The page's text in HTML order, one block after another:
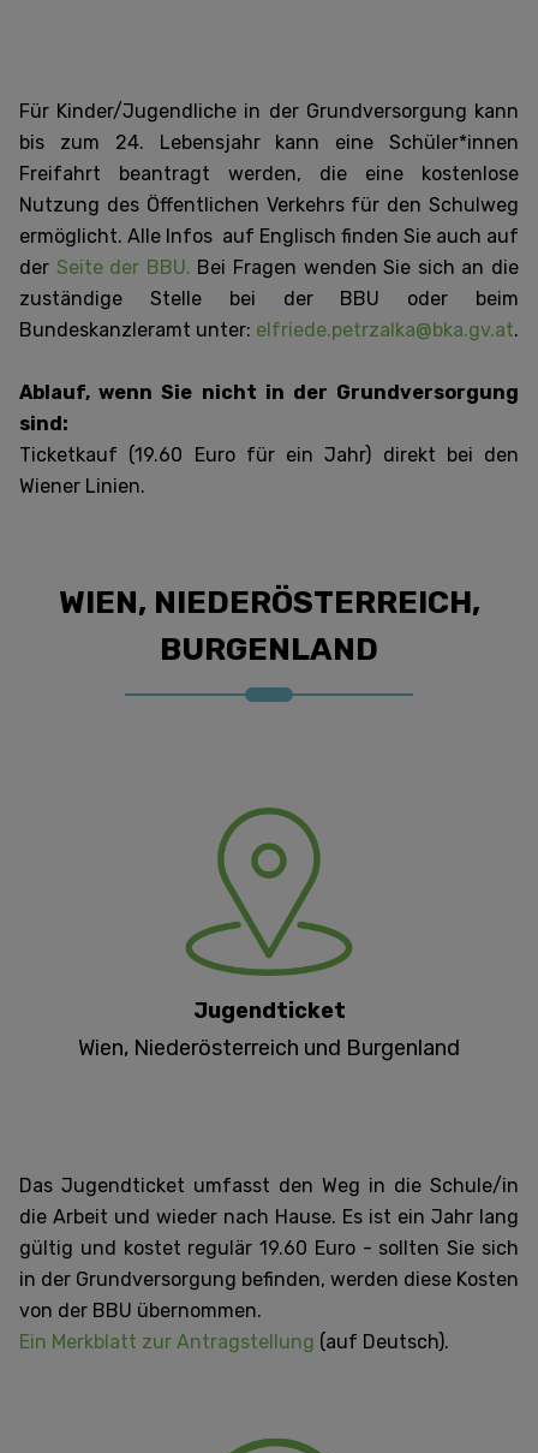
Für Kinder/Jugendliche in der Grundversorgung kann
bis zum 24. Lebensjahr kann eine Schüler*innen
Freifahrt beantragt werden, die eine kostenlose
Nutzung des Öffentlichen Verkehrs für den Schulweg
ermöglicht. Alle Infos auf Englisch finden Sie auch auf
der Seite der BBU. Bei Fragen wenden Sie sich an die
zuständige Stelle bei der BBU oder beim
Bundeskanzleramt unter: elfriede.petrzalka@bka.gv.at.
Ablauf, wenn Sie nicht in der Grundversorgung
sind:
Ticketkauf (19.60 Euro für ein Jahr) direkt bei den
Wiener Linien.
WIEN, NIEDERÖSTERREICH,
BURGENLAND
Jugendticket
Wien, Niederösterreich und Burgenland
Das Jugendticket umfasst den Weg in die Schule/in
die Arbeit und wieder nach Hause. Es ist ein Jahr lang
gültig und kostet regulär 19.60 Euro - sollten Sie sich
in der Grundversorgung befinden, werden diese Kosten
von der BBU übernommen.
Ein Merkblatt zur Antragstellung (auf Deutsch).